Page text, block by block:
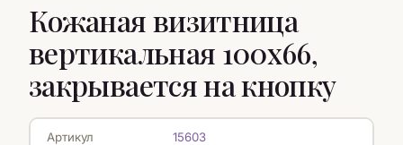
Кожаная визитница
вертикальная 100х66,
закрывается на кнопку
Артикул 15603